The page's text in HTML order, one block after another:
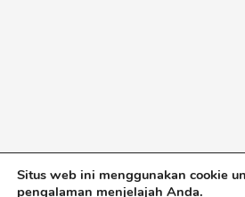
Situs web ini menggunakan cookie
pengalaman menjelajah Anda.